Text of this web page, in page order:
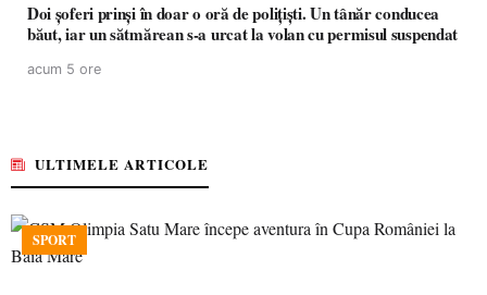
Doi șoferi prinși în doar o oră de polițiști. Un tânăr conducea
băut, iar un sătmărean s-a urcat la volan cu permisul suspendat
acum 5 ore
ULTIMELE ARTICOLE
SPORT